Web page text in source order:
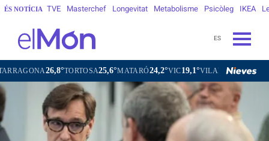
ÉS NOTÍCIA TVE Masterchef Longevitat Metabolisme Psicòleg IKEA
ES
26,8°TORTOSA25,6°MATARÓ24,2°VIC19,1°VILAFRANCA DEL PENEDÈS